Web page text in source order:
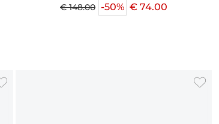
€ 148.00 -50% € 74.00